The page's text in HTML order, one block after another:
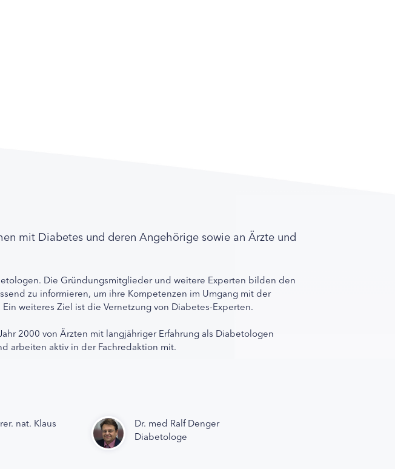
mit Diabetes und deren Angehörige sowie an Ärzte und
Die Gründungsmitglieder und weitere Experten bilden den
zu informieren, um ihre Kompetenzen im Umgang mit der
weiteres Ziel ist die Vernetzung von Diabetes-Experten.
2000 von Ärzten mit langjähriger Erfahrung als Diabetologen
arbeiten aktiv in der Fachredaktion mit.
nat. Klaus
Dr. med Ralf Denger
Diabetologe